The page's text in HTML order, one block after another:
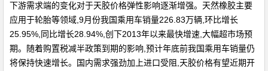
下游需求端的变化对于天胶价格弹性影响逐渐增强。天然橡胶主要
应用于轮胎等领域,9月份我国乘用车销量226.83万辆,环比增长
25.95%,同比增长28.94%,创下2013年以来最快增速,大幅超市场预
期。随着购置税减半政策到期的影响,预计年底前我国乘用车销量仍
将保持快速增长。国内需求强劲加上进口受阻,天胶价格有望近期开